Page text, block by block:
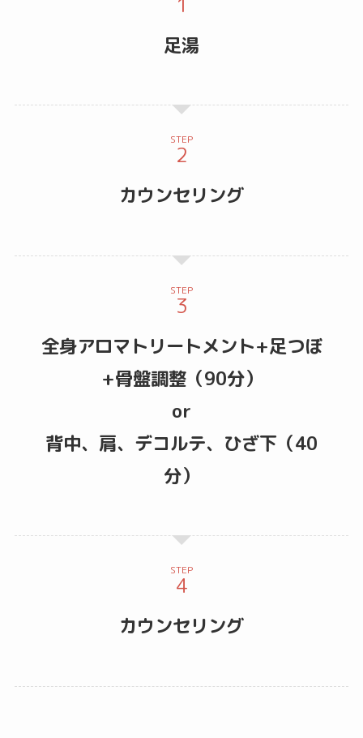
足湯
STEP
カウンセリング
STEP
全身アロマトリートメント+足つぼ
+骨盤調整（90分）
or
背中、肩、デコルテ、ひざ下（40
分）
STEP
カウンセリング